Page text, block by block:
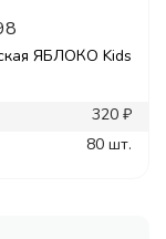
ЯБЛОКО Kids
320 ₽
80 шт.